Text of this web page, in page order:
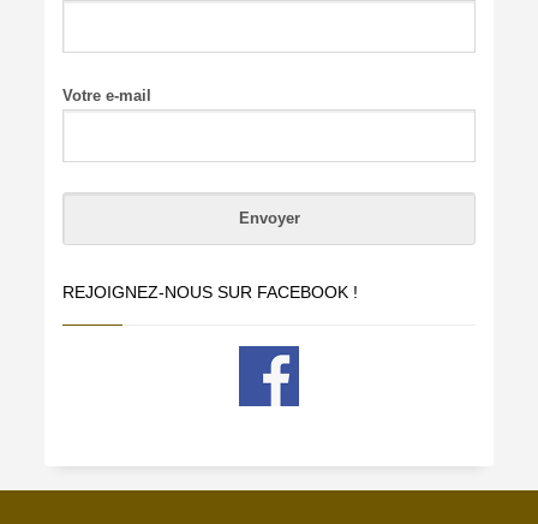
Votre e-mail
REJOIGNEZ-NOUS SUR FACEBOOK !